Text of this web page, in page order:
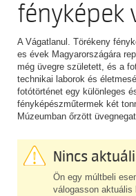
fényképek
A Vágatlanul. Törékeny
es évek Magyarországára
még üvegre született, és a
technikai laborok és
fotótörténet egy különleges
fényképészműtermek két
Múzeumban őrzött
Nincs
Ön egy múltbeli
válogasson aktuális